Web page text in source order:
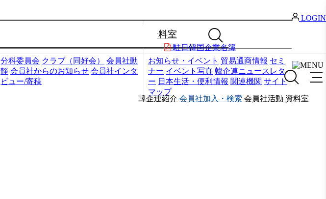
分科委員会 クラブ（同好会）
会員社動
靜 会員社からのお知らせ 会員社インタ
ビュー/寄稿
資料室
お知らせ・イベント 貿易通商情報 セミ
ナー イベント写真 韓企連ニュースレタ
ー 日本生活・便利情報 関連機関 サイト
マップ
駐日韓国企業名簿
LOGIN
韓企連紹介 会員社加入・検索 会員社活動 資料室